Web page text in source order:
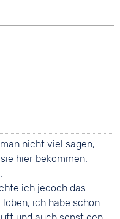
nicht viel sagen,
hier bekommen.
ich jedoch das
ich habe schon